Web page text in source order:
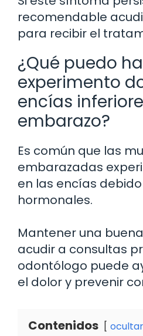
recomendable
para recibir el
¿Qué puedo
experimento
encías
embarazo?
Es común que las
embarazadas
en las encías
hormonales.
Mantener una
acudir a consultas
odontólogo puede
el dolor y prevenir
Contenidos ocultar